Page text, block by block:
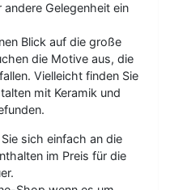
Gelegenheit ein
Blick auf die große
die Motive aus, die
Vielleicht finden Sie
mit Keramik und
sich einfach an die
im Preis für die